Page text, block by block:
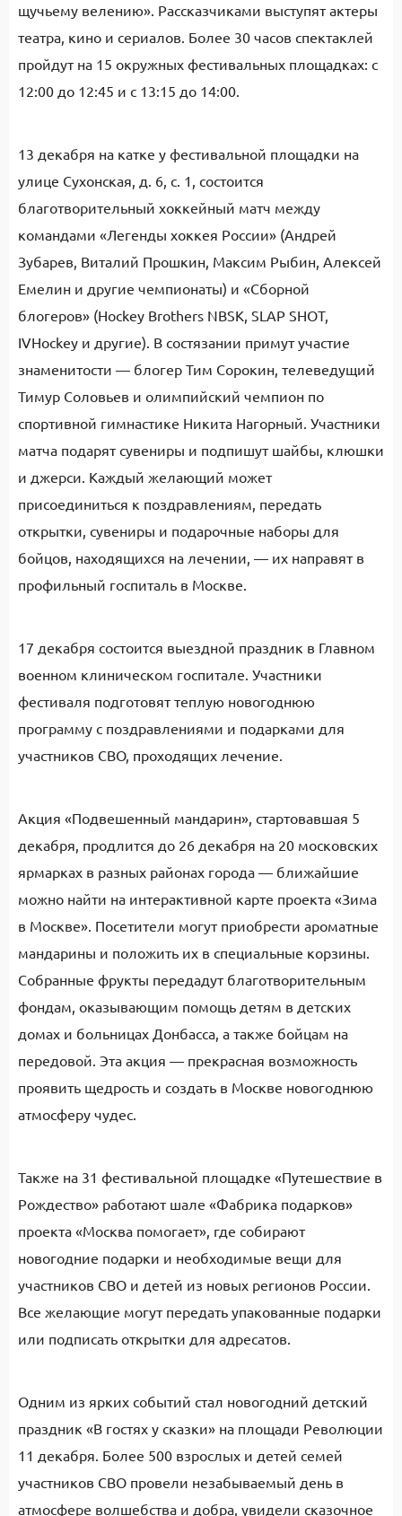
щучьему велению». Рассказчиками выступят актеры
театра, кино и сериалов. Более 30 часов спектаклей
пройдут на 15 окружных фестивальных площадках: с
12:00 до 12:45 и с 13:15 до 14:00.
13 декабря на катке у фестивальной площадки на
улице Сухонская, д. 6, с. 1, состоится
благотворительный хоккейный матч между
командами «Легенды хоккея России» (Андрей
Зубарев, Виталий Прошкин, Максим Рыбин, Алексей
Емелин и другие чемпионаты) и «Сборной
блогеров» (Hockey Brothers NBSK, SLAP SHOT,
IVHockey и другие). В состязании примут участие
знаменитости — блогер Тим Сорокин, телеведущий
Тимур Соловьев и олимпийский чемпион по
спортивной гимнастике Никита Нагорный. Участники
матча подарят сувениры и подпишут шайбы, клюшки
и джерси. Каждый желающий может
присоединиться к поздравлениям, передать
открытки, сувениры и подарочные наборы для
бойцов, находящихся на лечении, — их направят в
профильный госпиталь в Москве.
17 декабря состоится выездной праздник в Главном
военном клиническом госпитале. Участники
фестиваля подготовят теплую новогоднюю
программу с поздравлениями и подарками для
участников СВО, проходящих лечение.
Акция «Подвешенный мандарин», стартовавшая 5
декабря, продлится до 26 декабря на 20 московских
ярмарках в разных районах города — ближайшие
можно найти на интерактивной карте проекта «Зима
в Москве». Посетители могут приобрести ароматные
мандарины и положить их в специальные корзины.
Собранные фрукты передадут благотворительным
фондам, оказывающим помощь детям в детских
домах и больницах Донбасса, а также бойцам на
передовой. Эта акция — прекрасная возможность
проявить щедрость и создать в Москве новогоднюю
атмосферу чудес.
Также на 31 фестивальной площадке «Путешествие в
Рождество» работают шале «Фабрика подарков»
проекта «Москва помогает», где собирают
новогодние подарки и необходимые вещи для
участников СВО и детей из новых регионов России.
Все желающие могут передать упакованные подарки
или подписать открытки для адресатов.
Одним из ярких событий стал новогодний детский
праздник «В гостях у сказки» на площади Революции
11 декабря. Более 500 взрослых и детей семей
участников СВО провели незабываемый день в
атмосфере волшебства и добра, увидели сказочное